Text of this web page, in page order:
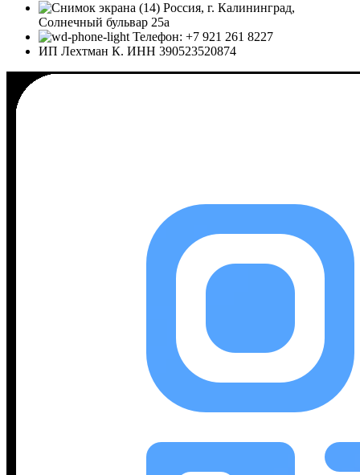
Россия, г. Калининград,
Солнечный бульвар 25а
Телефон: +7 921 261 8227
ИП Лехтман К. ИНН 390523520874